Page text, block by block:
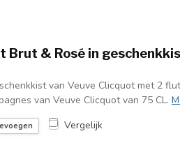
Brut & Rosé in
van Veuve Clicquot met 2
van Veuve Clicquot van 75 CL.
Vergelijk